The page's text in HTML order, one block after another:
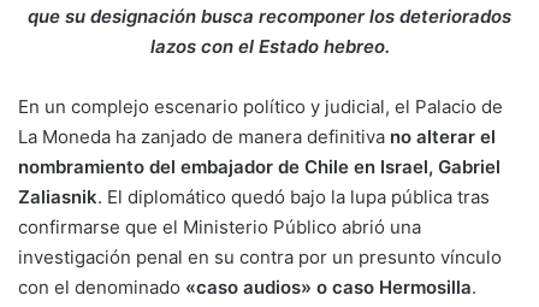
que su designación busca recomponer los deteriorados
lazos con el Estado hebreo.
En un complejo escenario político y judicial, el Palacio de
La Moneda ha zanjado de manera definitiva no alterar el
nombramiento del embajador de Chile en Israel, Gabriel
Zaliasnik. El diplomático quedó bajo la lupa pública tras
confirmarse que el Ministerio Público abrió una
investigación penal en su contra por un presunto vínculo
con el denominado «caso audios» o caso Hermosilla.